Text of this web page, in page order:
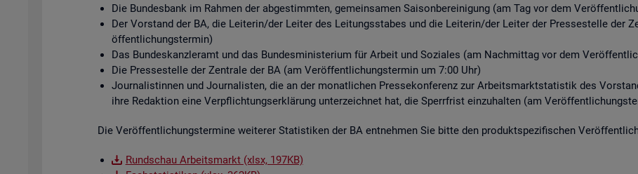
Die Bun­des­bank im Rah­men der ab­ge­stimm­ten, ge­mein­sa­men Sai­son­be­rei­ni­gung (am Tag vor dem
Der Vor­stand der BA, die Lei­te­rin/der Lei­ter des Lei­tungs­sta­bes und die Lei­te­rin/der Lei­ter der Pres­se­stel­le der
öf­fent­li­chungs­ter­min)
Das Bun­des­kanz­ler­amt und das Bun­des­mi­nis­te­ri­um für Ar­beit und So­zia­les (am Nach­mit­tag vor dem
Die Pres­se­stel­le der Zen­tra­le der BA (am Ver­öf­fent­li­chungs­ter­min um 7:00 Uhr)
Jour­na­lis­tin­nen und Jour­na­lis­ten, die an der mo­nat­li­chen Pres­se­kon­fe­renz zur Ar­beits­markt­sta­tis­tik des
ihre Re­dak­ti­on eine Ver­pflich­tungs­er­klä­rung un­ter­zeich­net hat, die Sperr­frist ein­zu­hal­ten (am
Die Ver­öf­fent­li­chungs­ter­mi­ne wei­te­rer Sta­tis­ti­ken der BA ent­neh­men Sie bitte den pro­dukt­spe­zi­fi­schen
Rund­schau Ar­beits­markt (xlsx, 197KB)